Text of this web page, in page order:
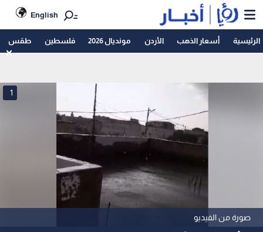
English
الرئيسية أسعار الذهب الأردن مونديال 2026 فلسطين طقس
صورة من الفيديو
1